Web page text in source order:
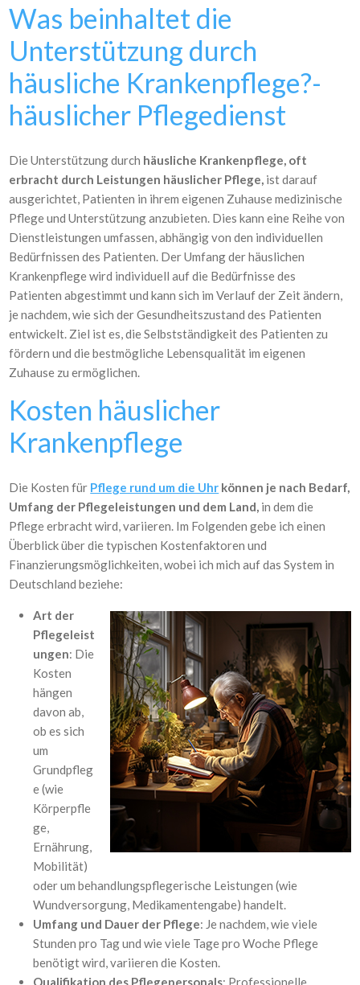
Was beinhaltet die
Unterstützung durch
häusliche Krankenpflege?-
häuslicher Pflegedienst
Die Unterstützung durch häusliche Krankenpflege, oft
erbracht durch Leistungen häuslicher Pflege, ist darauf
ausgerichtet, Patienten in ihrem eigenen Zuhause medizinische
Pflege und Unterstützung anzubieten. Dies kann eine Reihe von
Dienstleistungen umfassen, abhängig von den individuellen
Bedürfnissen des Patienten. Der Umfang der häuslichen
Krankenpflege wird individuell auf die Bedürfnisse des
Patienten abgestimmt und kann sich im Verlauf der Zeit ändern,
je nachdem, wie sich der Gesundheitszustand des Patienten
entwickelt. Ziel ist es, die Selbstständigkeit des Patienten zu
fördern und die bestmögliche Lebensqualität im eigenen
Zuhause zu ermöglichen.
Kosten häuslicher
Krankenpflege
Die Kosten für Pflege rund um die Uhr können je nach Bedarf,
Umfang der Pflegeleistungen und dem Land, in dem die
Pflege erbracht wird, variieren. Im Folgenden gebe ich einen
Überblick über die typischen Kostenfaktoren und
Finanzierungsmöglichkeiten, wobei ich mich auf das System in
Deutschland beziehe:
Art der
Pflegeleist
ungen: Die
Kosten
hängen
davon ab,
ob es sich
um
Grundpfleg
e (wie
Körperpfle
ge,
Ernährung,
Mobilität)
oder um behandlungspflegerische Leistungen (wie
Wundversorgung, Medikamentengabe) handelt.
Umfang und Dauer der Pflege: Je nachdem, wie viele
Stunden pro Tag und wie viele Tage pro Woche Pflege
benötigt wird, variieren die Kosten.
Qualifikation des Pflegepersonals: Professionelle